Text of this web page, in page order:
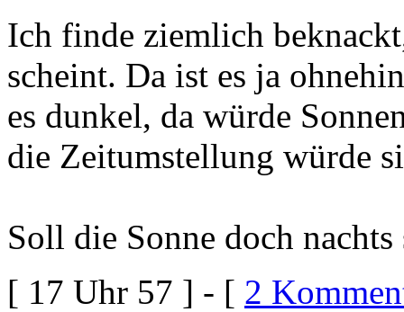
Ich finde ziemlich
scheint. Da ist es ja
es dunkel, da würde
die Zeitumstellung würde
Soll die Sonne doch nachts
[ 17 Uhr 57 ] - [ 2